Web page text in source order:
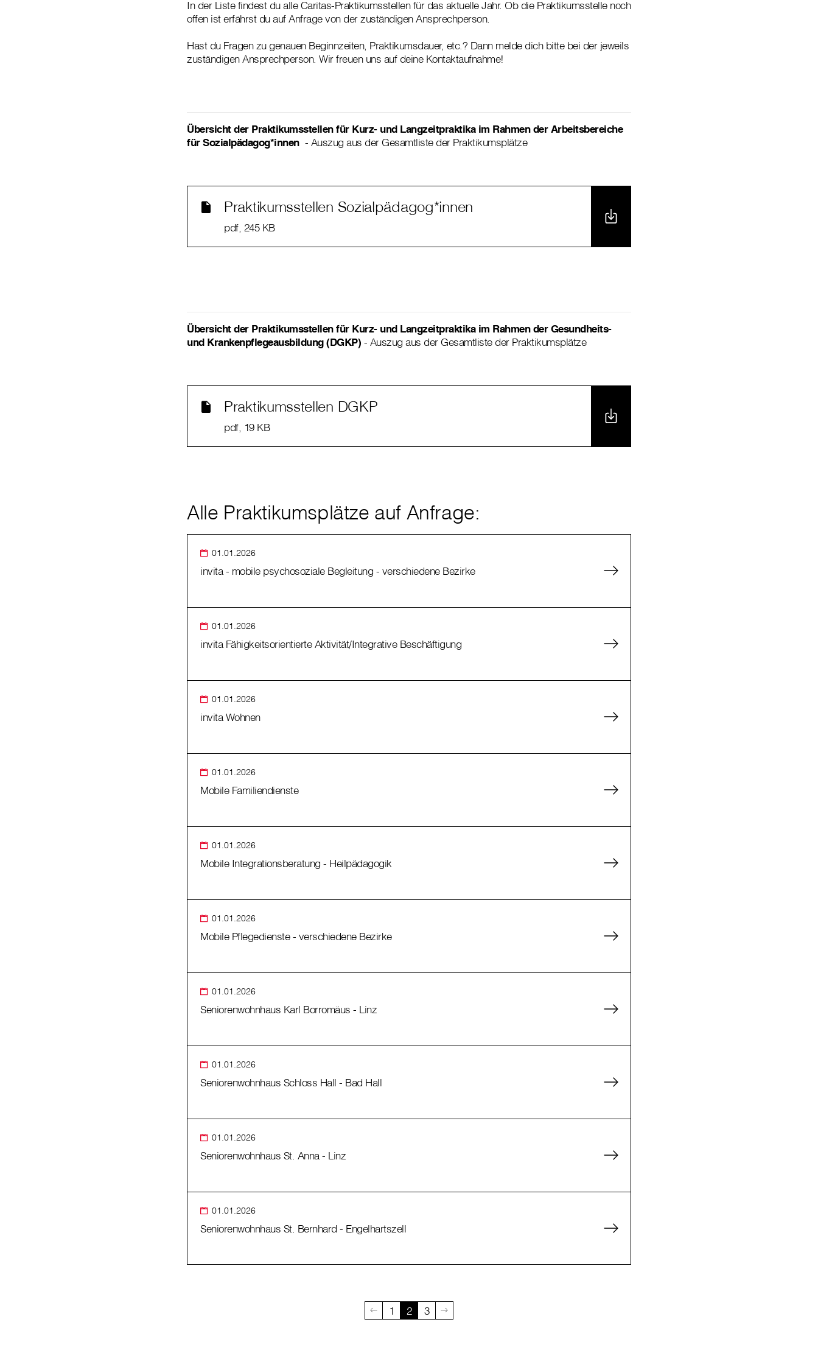
In der Liste findest du alle Caritas-Praktikumsstellen für das aktuelle Jahr. Ob die Praktikumsstelle noch
offen ist erfährst du auf Anfrage von der zuständigen Ansprechperson.
Hast du Fragen zu genauen Beginnzeiten, Praktikumsdauer, etc.? Dann melde dich bitte bei der jeweils
zuständigen Ansprechperson. Wir freuen uns auf deine Kontaktaufnahme!
Übersicht der Praktikumsstellen für Kurz- und Langzeitpraktika im Rahmen der Arbeitsbereiche
für Sozialpädagog*innen - Auszug aus der Gesamtliste der Praktikumsplätze
Praktikumsstellen Sozialpädagog*innen
pdf, 245 KB
Übersicht der Praktikumsstellen für Kurz- und Langzeitpraktika im Rahmen der Gesundheits-
und Krankenpflegeausbildung (DGKP) - Auszug aus der Gesamtliste der Praktikumsplätze
Praktikumsstellen DGKP
pdf, 19 KB
Alle Praktikumsplätze auf Anfrage:
01.01.2026
invita - mobile psychosoziale Begleitung - verschiedene Bezirke
01.01.2026
invita Fähigkeitsorientierte Aktivität/Integrative Beschäftigung
01.01.2026
invita Wohnen
01.01.2026
Mobile Familiendienste
01.01.2026
Mobile Integrationsberatung - Heilpädagogik
01.01.2026
Mobile Pflegedienste - verschiedene Bezirke
01.01.2026
Seniorenwohnhaus Karl Borromäus - Linz
01.01.2026
Seniorenwohnhaus Schloss Hall - Bad Hall
01.01.2026
Seniorenwohnhaus St. Anna - Linz
01.01.2026
Seniorenwohnhaus St. Bernhard - Engelhartszell
1 2 3